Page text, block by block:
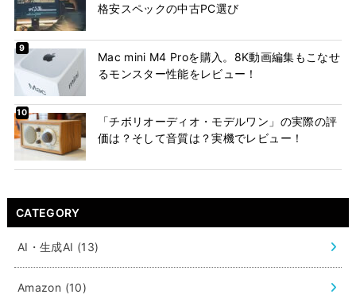
格安スペックの中古PC選び
Mac mini M4 Proを購入。8K動画編集もこなせ
るモンスター性能をレビュー！
「チボリオーディオ・モデルワン」の実際の評
価は？そして音質は？実機でレビュー！
CATEGORY
AI・生成AI (13)
Amazon (10)